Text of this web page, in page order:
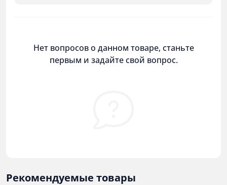
Нет вопросов о данном товаре, станьте
первым и задайте свой вопрос.
Рекомендуемые товары